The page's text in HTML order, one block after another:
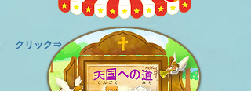
​クリック⇒